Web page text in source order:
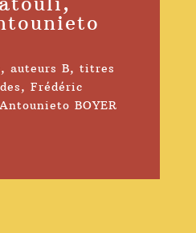
, auteurs B, titres
, Frédéric
BOYER